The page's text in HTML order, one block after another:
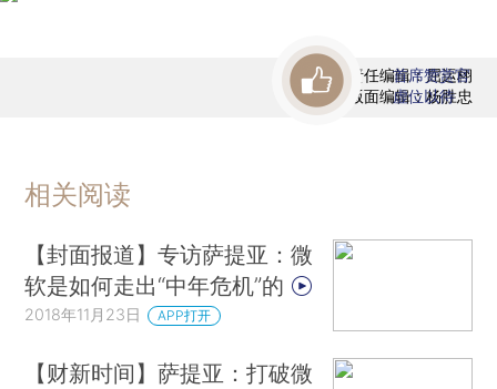
责任编辑：屈运栩
版面编辑：杨胜忠
首席赞赏官
虚位以待
相关阅读
【封面报道】专访萨提亚：微
软是如何走出“中年危机”的
2018年11月23日 APP打开
【财新时间】萨提亚：打破微